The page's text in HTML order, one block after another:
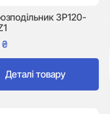
3P120-
₴
Деталі товару